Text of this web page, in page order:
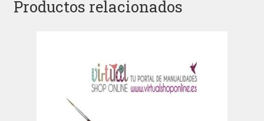
Productos relacionados